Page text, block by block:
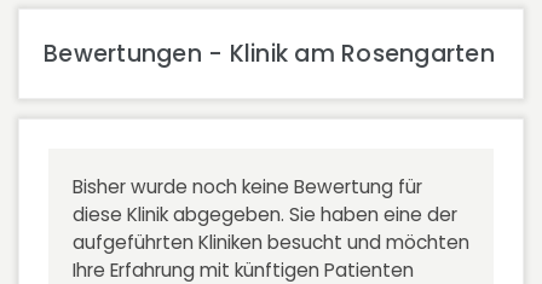
Bewertungen - Klinik am Rosengarten
Bisher wurde noch keine Bewertung für
diese Klinik abgegeben. Sie haben eine der
aufgeführten Kliniken besucht und möchten
Ihre Erfahrung mit künftigen Patienten